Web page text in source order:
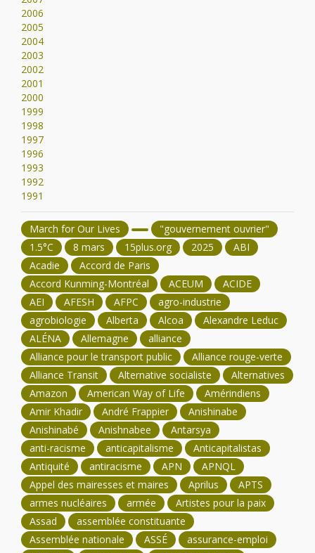
2006
2005
2004
2003
2002
2001
2000
1999
1998
1997
1996
1993
1992
1991
March for Our Lives
"gouvernement ouvrier"
1.5°C
8 mars 15plus.org 2025
ABI
Acadie
Accord de Paris
Accord Kunming-Montréal
ACEUM
ACIDE
AEI
AFESH AFPC
agro-industrie
agrobiologie
Alberta Alcoa
Alexandre Leduc
ALÉNA
Allemagne
alliance
Alliance pour le transport public
Alliance rouge-verte
Alliance Transit
Alternative socialiste
Alternatives
Amazon
American Way of Life
Amérindiens
Amir Khadir
André Frappier
Anishinabe
Anishinabé
Anishnabee
Antarsya
anti-racisme
anticapitalisme
Anticapitalistas
Antiquité
antiracisme APN
APNQL
Appel des mairesses et maires
Aprilus
APTS
armes nucléaires
armée
Artistes pour la paix
Assad
assemblée constituante
Assemblée nationale
ASSÉ
assurance-emploi